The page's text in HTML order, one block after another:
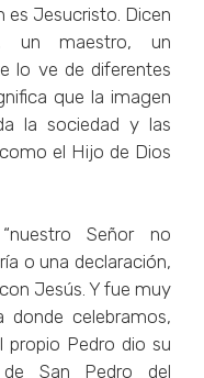
es Jesucristo. Dicen
un maestro, un
lo ve de diferentes
que la imagen
la sociedad y las
el Hijo de Dios
Señor no
o una declaración,
Jesús. Y fue muy
donde celebramos,
propio Pedro dio su
de San Pedro del